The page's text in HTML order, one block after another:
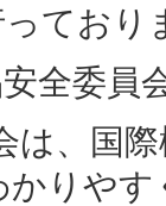
ており
全委員
、国
りや